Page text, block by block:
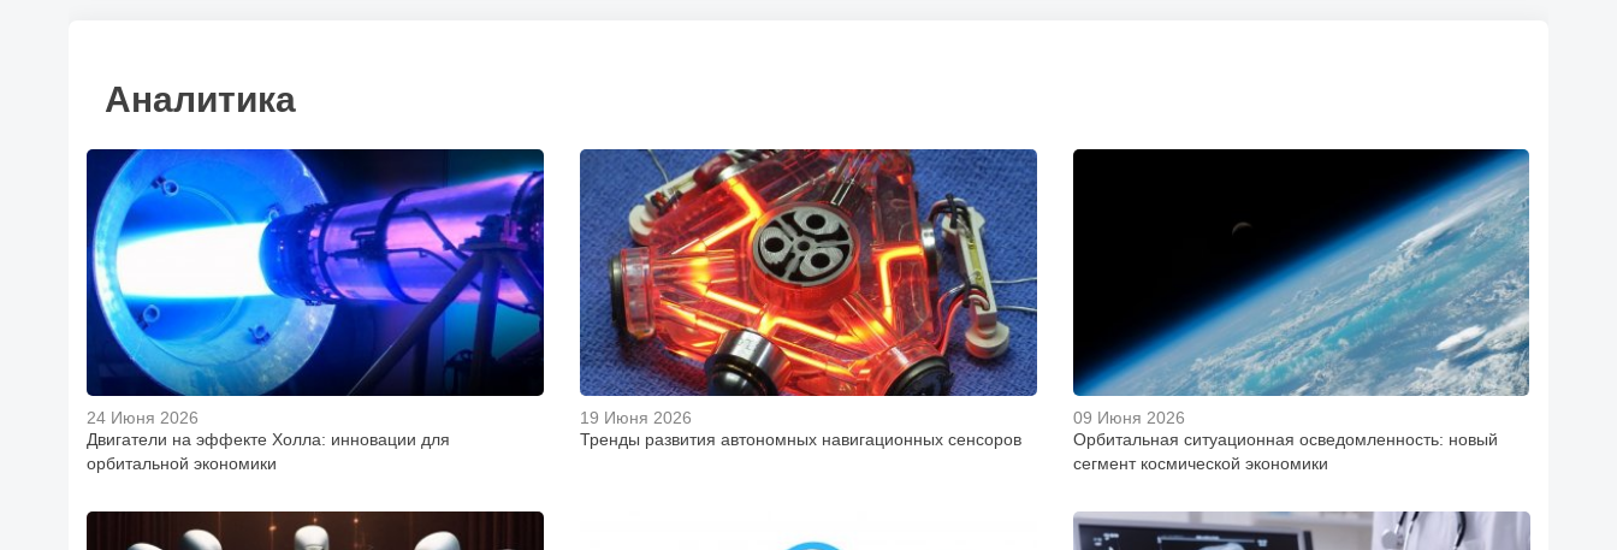
Аналитика
24 Июня 2026
Двигатели на эффекте Холла: инновации для
орбитальной экономики
19 Июня 2026
Тренды развития автономных навигационных сенсоров
09 Июня 2026
Орбитальная ситуационная осведомленность: новый
сегмент космической экономики